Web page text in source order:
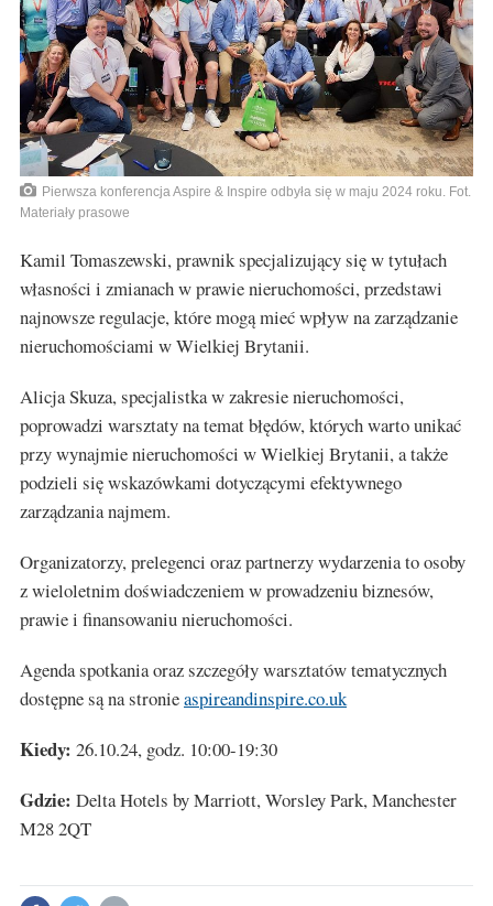
Pierwsza konferencja Aspire & Inspire odbyła się w maju 2024 roku. Fot.
Materiały prasowe
Kamil Tomaszewski, prawnik specjalizujący się w tytułach
własności i zmianach w prawie nieruchomości, przedstawi
najnowsze regulacje, które mogą mieć wpływ na zarządzanie
nieruchomościami w Wielkiej Brytanii.
Alicja Skuza, specjalistka w zakresie nieruchomości,
poprowadzi warsztaty na temat błędów, których warto unikać
przy wynajmie nieruchomości w Wielkiej Brytanii, a także
podzieli się wskazówkami dotyczącymi efektywnego
zarządzania najmem.
Organizatorzy, prelegenci oraz partnerzy wydarzenia to osoby
z wieloletnim doświadczeniem w prowadzeniu biznesów,
prawie i finansowaniu nieruchomości.
Agenda spotkania oraz szczegóły warsztatów tematycznych
dostępne są na stronieaspireandinspire.co.uk
Kiedy: 26.10.24, godz. 10:00-19:30
Gdzie: Delta Hotels by Marriott, Worsley Park, Manchester
M28 2QT